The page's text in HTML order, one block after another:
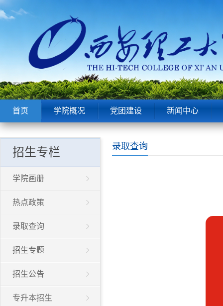
首页 学院概况 党团建设 新闻中心
录取查询
招生专栏
学院画册
热点政策
录取查询
招生专题
招生公告
专升本招生